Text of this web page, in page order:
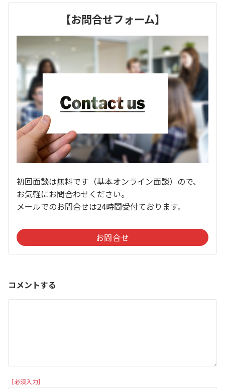
【お問合せフォーム】
初回面談は無料です（基本オンライン面談）ので、
お気軽にお問合わせください。
メールでのお問合せは24時間受付ております。
お問合せ
コメントする
［必須入力］